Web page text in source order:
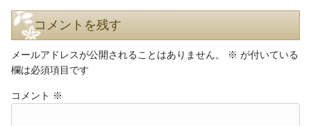
コメントを残す
メールアドレスが公開されることはありません。 ※ が付いている
欄は必須項目です
コメント ※